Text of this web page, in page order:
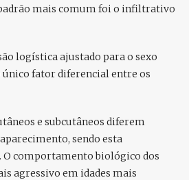
padrão mais comum foi o infiltrativo
logística ajustado para o sexo
único fator diferencial entre os
e subcutâneos diferem
sendo esta
O comportamento biológico dos
agressivo em idades mais